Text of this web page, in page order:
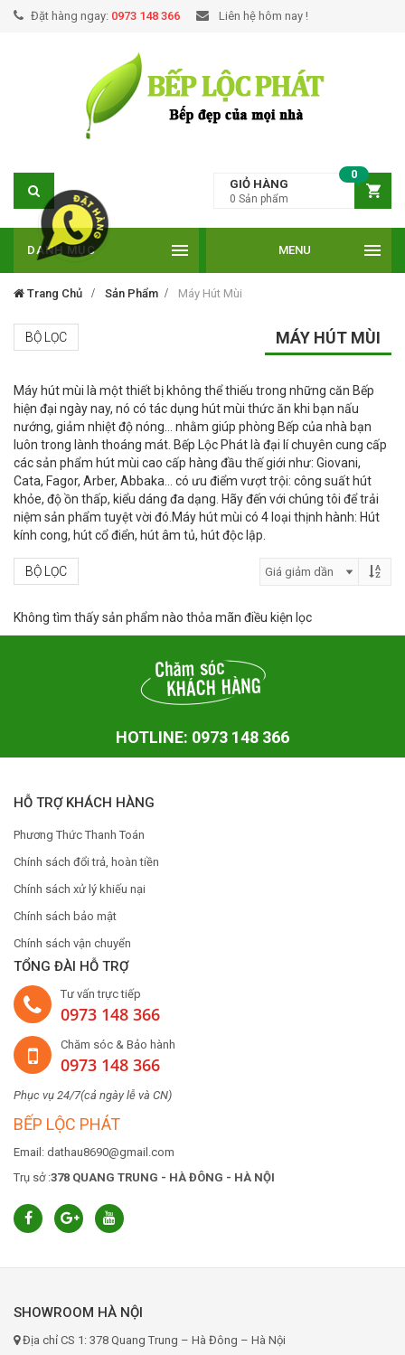
Đặt hàng ngay: 0973 148 366 Liên hệ hôm nay !
GIỎ HÀNG
0
0 Sản phẩm
DANH MỤC MENU
Trang Chủ Sản Phẩm Máy Hút Mùi
BỘ LỌC MÁY HÚT MÙI
Máy hút mùi là một thiết bị không thể thiếu trong những căn Bếp
hiện đại ngày nay, nó có tác dụng hút mùi thức ăn khi bạn nấu
nướng, giảm nhiệt độ nóng… nhằm giúp phòng Bếp của nhà bạn
luôn trong lành thoáng mát. Bếp Lộc Phát là đại lí chuyên cung cấp
các sản phẩm hút mùi cao cấp hàng đầu thế giới như: Giovani,
Cata, Fagor, Arber, Abbaka… có ưu điểm vượt trội: công suất hút
khỏe, độ ồn thấp, kiểu dáng đa dạng. Hãy đến với chúng tôi để trải
niệm sản phẩm tuyệt vời đó.Máy hút mùi có 4 loại thịnh hành: Hút
kính cong, hút cổ điển, hút âm tủ, hút độc lập.
BỘ LỌC
Không tìm thấy sản phẩm nào thỏa mãn điều kiện lọc
HOTLINE: 0973 148 366
HỖ TRỢ KHÁCH HÀNG
Phương Thức Thanh Toán
Chính sách đổi trả, hoàn tiền
Chính sách xử lý khiếu nại
Chính sách bảo mật
Chính sách vận chuyển
TỔNG ĐÀI HỖ TRỢ
Tư vấn trực tiếp
0973 148 366
Chăm sóc & Bảo hành
0973 148 366
Phục vụ 24/7(cả ngày lễ và CN)
BẾP LỘC PHÁT
Email: dathau8690@gmail.com
Trụ sở :378 QUANG TRUNG - HÀ ĐÔNG - HÀ NỘI
SHOWROOM HÀ NỘI
Địa chỉ CS 1: 378 Quang Trung – Hà Đông – Hà Nội